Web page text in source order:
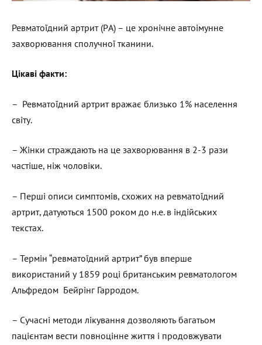
Ревматоїдний артрит (РA) – це хронічне автоімунне
захворювання сполучної тканини.
Цікаві факти:
– Ревматоїдний артрит вражає близько 1% населення
світу.
– Жінки страждають на це захворювання в 2-3 рази
частіше, ніж чоловіки.
– Перші описи симптомів, схожих на ревматоїдний
артрит, датуються 1500 роком до н.е. в індійських
текстах.
– Термін “ревматоїдний артрит” був вперше
використаний у 1859 році британським ревматологом
Альфредом Бейрінг Гарродом.
– Сучасні методи лікування дозволяють багатьом
пацієнтам вести повноцінне життя і продовжувати